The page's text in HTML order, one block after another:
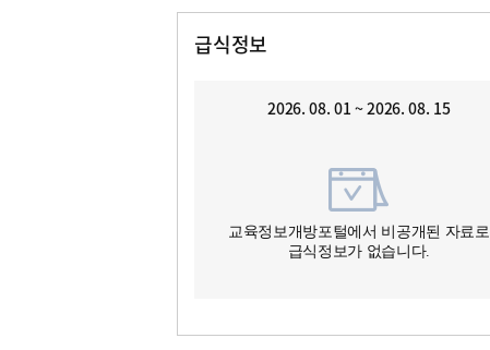
급식정보
2026. 08. 01 ~ 2026. 08. 15
교육정보개방포털에서 비공개된 자료로
급식정보가 없습니다.